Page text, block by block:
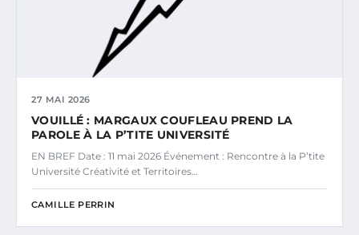
27 MAI 2026
VOUILLÉ : MARGAUX COUFLEAU PREND LA
PAROLE À LA P’TITE UNIVERSITÉ
EN BREF Date : 11 mai 2026 Événement : Rencontre à la P’tite
Université Créativité et Territoires…
CAMILLE PERRIN